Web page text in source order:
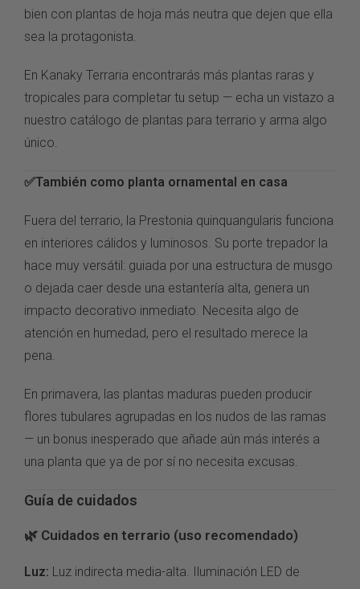
bien con plantas de hoja más neutra que dejen que ella
sea la protagonista.
En Kanaky Terraria encontrarás más plantas raras y
tropicales para completar tu setup — echa un vistazo a
nuestro catálogo de plantas para terrario y arma algo
único.
✅También como planta ornamental en casa
Fuera del terrario, la Prestonia quinquangularis funciona
en interiores cálidos y luminosos. Su porte trepador la
hace muy versátil: guiada por una estructura de musgo
o dejada caer desde una estantería alta, genera un
impacto decorativo inmediato. Necesita algo de
atención en humedad, pero el resultado merece la
pena.
En primavera, las plantas maduras pueden producir
flores tubulares agrupadas en los nudos de las ramas
— un bonus inesperado que añade aún más interés a
una planta que ya de por sí no necesita excusas.
Guía de cuidados
🌿 Cuidados en terrario (uso recomendado)
Luz: Luz indirecta media-alta. Iluminación LED de